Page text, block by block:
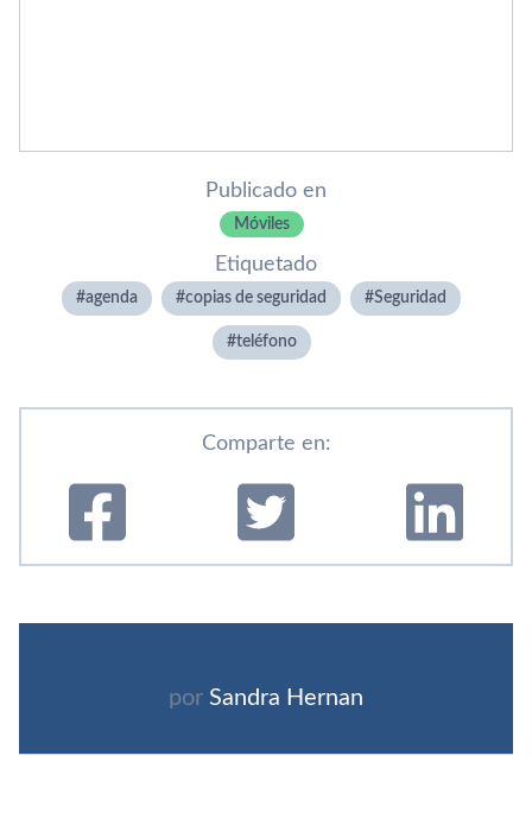
Publicado en
Móviles
Etiquetado
agenda copias de seguridad Seguridad
teléfono
Comparte en:
por Sandra Hernan